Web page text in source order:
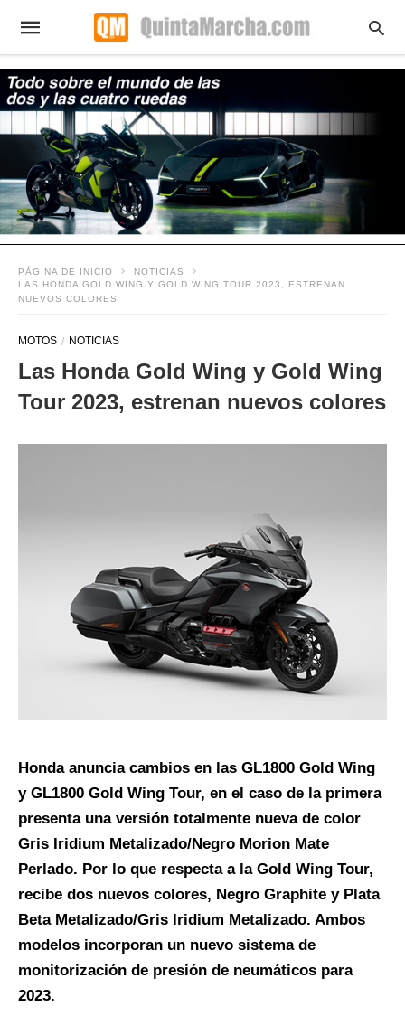
PÁGINA DE INICIO
NOTICIAS
LAS HONDA GOLD WING Y GOLD WING TOUR 2023, ESTRENAN
NUEVOS COLORES
MOTOS NOTICIAS
Las Honda Gold Wing y Gold Wing
Tour 2023, estrenan nuevos colores
Honda anuncia cambios en las GL1800 Gold Wing
y GL1800 Gold Wing Tour, en el caso de la primera
presenta una versión totalmente nueva de color
Gris Iridium Metalizado/Negro Morion Mate
Perlado. Por lo que respecta a la Gold Wing Tour,
recibe dos nuevos colores, Negro Graphite y Plata
Beta Metalizado/Gris Iridium Metalizado. Ambos
modelos incorporan un nuevo sistema de
monitorización de presión de neumáticos para
2023.